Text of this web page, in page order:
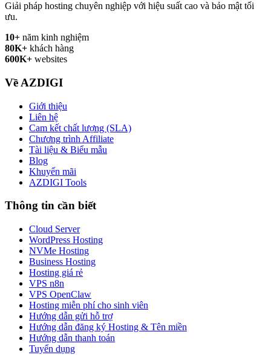
Giải pháp hosting chuyên nghiệp với hiệu suất cao và bảo mật tối
ưu.
10+ năm kinh nghiệm
80K+ khách hàng
600K+ websites
Về AZDIGI
Giới thiệu
Liên hệ
Cam kết chất lượng (SLA)
Chương trình Affiliate
Tài liệu & Biểu mẫu
Blog
Khuyến mãi
AZDIGI Tools
Thông tin cần biết
Cloud Server
WordPress Hosting
NVMe Hosting
Business Hosting
Hosting giá rẻ
VPS n8n
VPS OpenClaw
Hosting miễn phí cho sinh viên
Hướng dẫn gửi hỗ trợ
Hướng dẫn đăng ký Hosting & Tên miền
Hướng dẫn thanh toán
Tuyển dụng